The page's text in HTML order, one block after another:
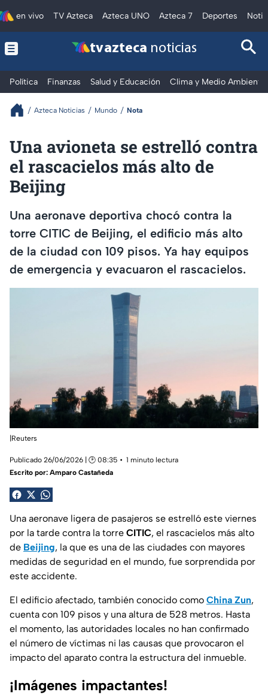
en vivo TV Azteca Azteca UNO Azteca 7 Deportes
tv azteca noticias
Política Finanzas Salud y Educación Clima y Medio Ambiente
Azteca Noticias Mundo Nota
Una avioneta se estrelló contra
el rascacielos más alto de
Beijing
Una aeronave deportiva chocó contra la
torre CITIC de Beijing, el edificio más alto
de la ciudad con 109 pisos. Ya hay equipos
de emergencia y evacuaron el rascacielos.
|Reuters
Publicado 26/06/2026 | 🕑 08:35
1 minuto lectura
Escrito por: Amparo Castañeda
Una aeronave ligera de pasajeros se estrelló este viernes
por la tarde contra la torre CITIC, el rascacielos más alto
de Beijing, la que es una de las ciudades con mayores
medidas de seguridad en el mundo, fue sorprendida por
este accidente.
El edificio afectado, también conocido como China Zun,
cuenta con 109 pisos y una altura de 528 metros. Hasta
el momento, las autoridades locales no han confirmado
el número de víctimas ni las causas que provocaron el
impacto del aparato contra la estructura del inmueble.
¡Imágenes impactantes!